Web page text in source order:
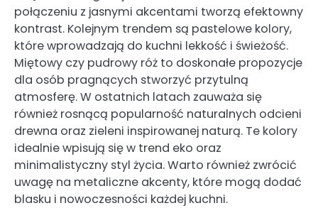
połączeniu z jasnymi akcentami tworzą efektowny
kontrast. Kolejnym trendem są pastelowe kolory,
które wprowadzają do kuchni lekkość i świeżość.
Miętowy czy pudrowy róż to doskonałe propozycje
dla osób pragnących stworzyć przytulną
atmosferę. W ostatnich latach zauważa się
również rosnącą popularność naturalnych odcieni
drewna oraz zieleni inspirowanej naturą. Te kolory
idealnie wpisują się w trend eko oraz
minimalistyczny styl życia. Warto również zwrócić
uwagę na metaliczne akcenty, które mogą dodać
blasku i nowoczesności każdej kuchni.